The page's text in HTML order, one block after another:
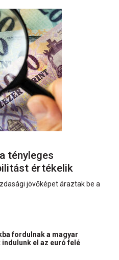
tényleges
értékelik
jövőképet áraztak be a
fordulnak a magyar
el az euró felé